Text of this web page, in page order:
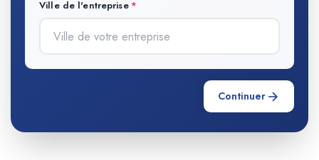
Ville de l'entreprise
Continuer